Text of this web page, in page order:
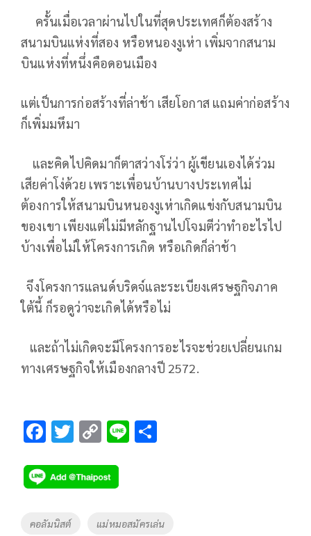
ครั้นเมื่อเวลาผ่านไปในที่สุดประเทศก็ต้องสร้าง
สนามบินแห่งที่สอง หรือหนองงูเห่า เพิ่มจากสนาม
บินแห่งที่หนึ่งคือดอนเมือง
แต่เป็นการก่อสร้างที่ล่าช้า เสียโอกาส แถมค่าก่อสร้าง
ก็เพิ่มมหึมา
และคิดไปคิดมาก็ตาสว่างโร่ว่า ผู้เขียนเองได้ร่วม
เสียค่าโง่ด้วย เพราะเพื่อนบ้านบางประเทศไม่
ต้องการให้สนามบินหนองงูเห่าเกิดแข่งกับสนามบิน
ของเขา เพียงแต่ไม่มีหลักฐานไปโจมตีว่าทำอะไรไป
บ้างเพื่อไม่ให้โครงการเกิด หรือเกิดก็ล่าช้า
จึงโครงการแลนด์บริดจ์และระเบียงเศรษฐกิจภาค
ใต้นี้ ก็รอดูว่าจะเกิดได้หรือไม่
และถ้าไม่เกิดจะมีโครงการอะไรจะช่วยเปลี่ยนเกม
ทางเศรษฐกิจให้เมืองกลางปี 2572.
F
e
b
o
T
tt
er
C
p
y
Li
Li
Tags
คอลัมนิสต์ แม่หมอสมัครเล่น